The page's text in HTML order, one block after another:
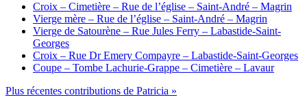
Croix – Cimetière – Rue de l’église – Saint-André – Magrin
Vierge mère – Rue de l’église – Saint-André – Magrin
Vierge de Satourène – Rue Jules Ferry – Labastide-Saint-
Georges
Croix – Rue Dr Emery Compayre – Labastide-Saint-Georges
Coupe – Tombe Lachurie-Grappe – Cimetière – Lavaur
Plus récentes contributions de Patricia »